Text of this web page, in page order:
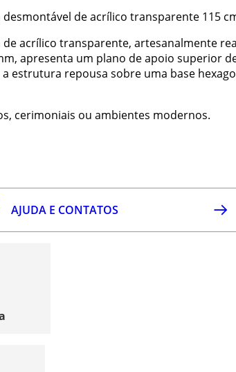
de acrílico transparente 115
acrílico transparente, artesanalmente
apresenta um plano de apoio superior
estrutura repousa sobre uma base
cerimoniais ou ambientes modernos.
AJUDA E CONTATOS